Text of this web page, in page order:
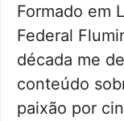
Formado em
Federal
década me
conteúdo
paixão por